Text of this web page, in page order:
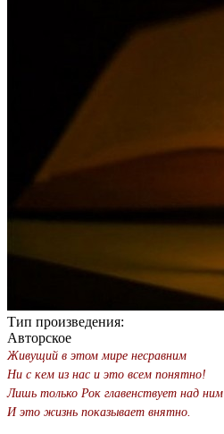
Тип произведения:
Авторское
Живущий в этом мире несравним
Ни с кем из нас и это всем понятно!
Лишь только Рок главенствует над ним
И это жизнь показывает внятно.